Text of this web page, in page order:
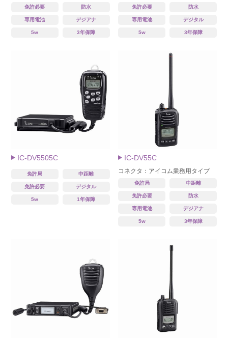
免許必要 防水
専用電池 デジアナ
5w 3年保障
免許必要 防水
専用電池 デジタル
5w 3年保障
IC-DV5505C
免許局 中距離
免許必要 デジタル
5w 1年保障
IC-DV55C
コネクタ：アイコム業務用タイプ
免許局 中距離
免許必要 防水
専用電池 デジアナ
5w 3年保障